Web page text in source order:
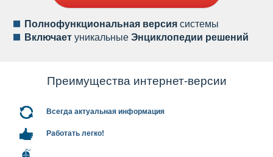
Полнофункциональная версиясистемы
ключаетуникальныеЭнциклопедии решений
Преимущества интернет-версии
сегда актуальная информация
Работать легко!